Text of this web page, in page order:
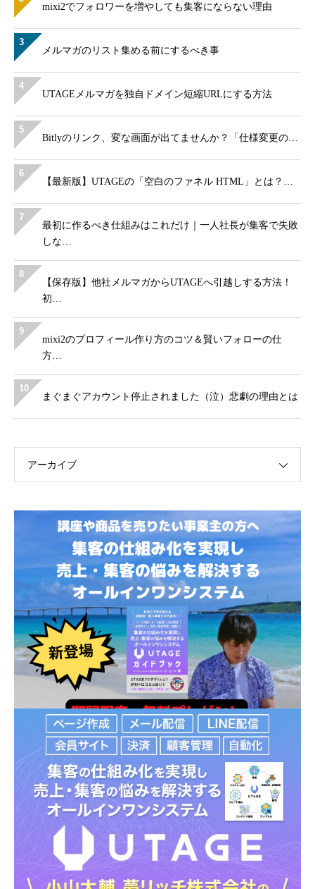
mixi2でフォロワーを増やしても集客にならない理由
3
メルマガのリスト集める前にするべき事
4
UTAGEメルマガを独自ドメイン短縮URLにする方法
5
Bitlyのリンク、変な画面が出てませんか？「仕様変更の…
6
【最新版】UTAGEの「空白のファネル HTML」とは？…
7
最初に作るべき仕組みはこれだけ｜一人社長が集客で失敗
しな…
8
【保存版】他社メルマガからUTAGEへ引越しする方法！
初…
9
mixi2のプロフィール作り方のコツ＆賢いフォローの仕
方…
10
まぐまぐアカウント停止されました（泣）悲劇の理由とは
アーカイブ